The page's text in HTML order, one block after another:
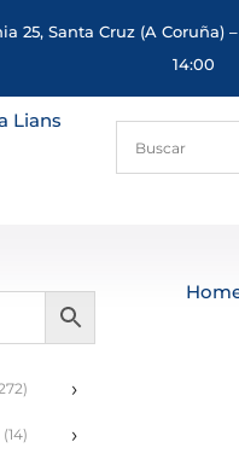
25, Santa Cruz (A Coruña)
14:00
›
(14) ›